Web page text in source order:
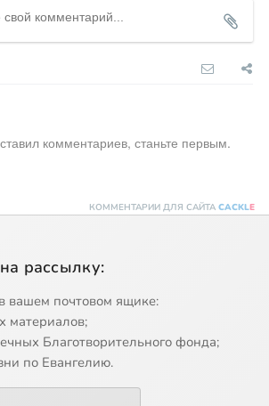
комментариев, станьте первым.
КОММЕНТАРИИ ДЛЯ САЙТА CACKLE
рассылку:
вашем почтовом ящике:
материалов;
Благотворительного фонда;
по Евангелию.